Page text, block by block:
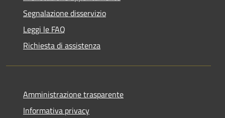
Segnalazione disservizio
Leggi le FAQ
Richiesta di assistenza
Amministrazione trasparente
Informativa privacy